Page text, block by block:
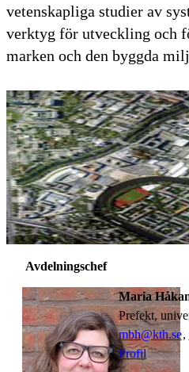
vetenskapliga studier av
verktyg för utveckling och
marken och den byggda
Avdelningschef
Maria
prefekt,
mbh@kth.se,
Profil